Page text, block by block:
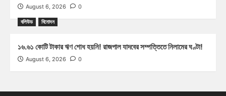
August 6, 2026 0
বলিউড বিনোদন
১৬.৬১ কোটি টাকার ঋণ শোধ হয়নি! রাজপাল যাদবের সম্পত্তিতে নিলামের ঘণ্টা!
August 6, 2026 0